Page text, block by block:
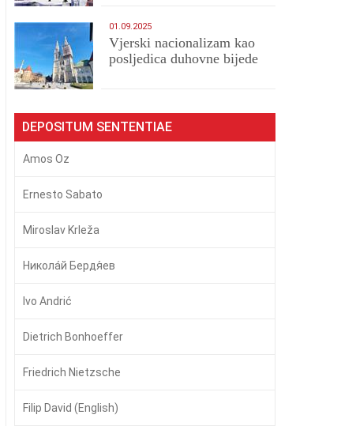
01.09.2025
​Vjerski nacionalizam kao
posljedica duhovne bijede
DEPOSITUM SENTENTIAE
Amos Oz
Ernesto Sabato
Miroslav Krleža
Никола́й Бердя́ев
Ivo Andrić
Dietrich Bonhoeffer
Friedrich Nietzsche
Filip David (English)